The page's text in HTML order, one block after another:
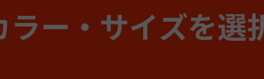
ラー・サイズを選